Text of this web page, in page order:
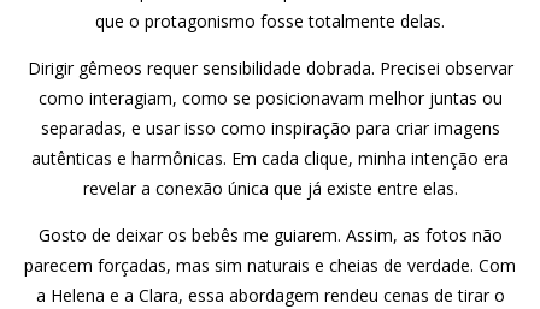
que o protagonismo fosse totalmente delas.
Dirigir gêmeos requer sensibilidade dobrada. Precisei observar
como interagiam, como se posicionavam melhor juntas ou
separadas, e usar isso como inspiração para criar imagens
autênticas e harmônicas. Em cada clique, minha intenção era
revelar a conexão única que já existe entre elas.
Gosto de deixar os bebês me guiarem. Assim, as fotos não
parecem forçadas, mas sim naturais e cheias de verdade. Com
a Helena e a Clara, essa abordagem rendeu cenas de tirar o